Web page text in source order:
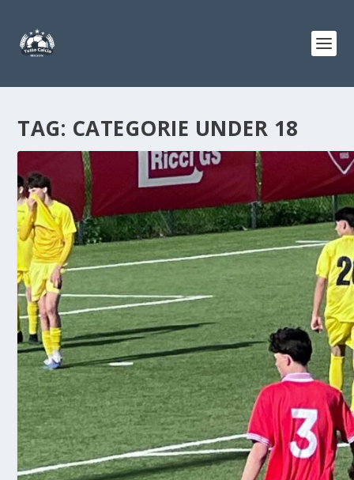
TAG: CATEGORIE UNDER 18